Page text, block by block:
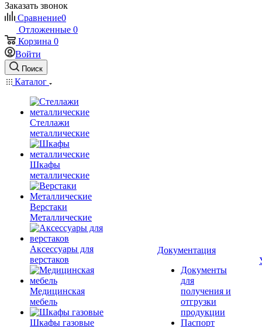
Заказать звонок
Сравнение0
Отложенные 0
Корзина 0
Войти
Поиск
Каталог
Стеллажи
металлические
Шкафы
металлические
Верстаки
Металлические
Аксессуары для
верстаков
Медицинская
мебель
Шкафы газовые
Документация
Документы
для
получения и
отгрузки
продукции
Паспорт